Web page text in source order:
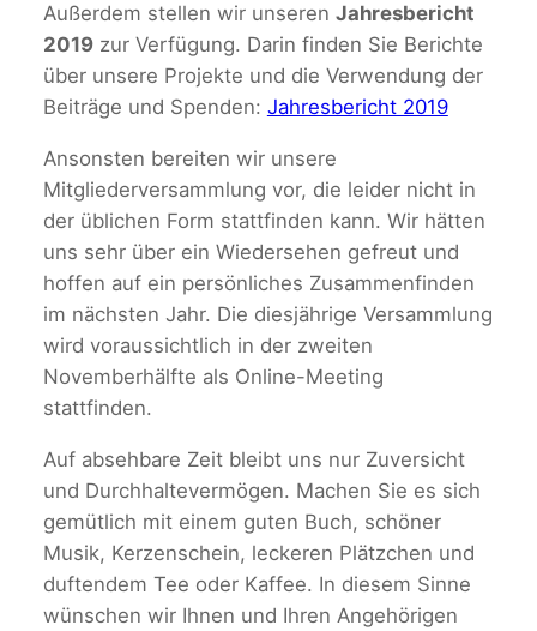
Außerdem stellen wir unseren Jahresbericht
2019zur Verfügung. Darin finden Sie Berichte
über unsere Projekte und die Verwendung der
Beiträge und Spenden: Jahresbericht 2019
Ansonsten bereiten wir unsere
Mitgliederversammlung vor, die leider nicht in
der üblichen Form stattfinden kann. Wir hätten
uns sehr über ein Wiedersehen gefreut und
hoffen auf ein persönliches Zusammenfinden
im nächsten Jahr. Die diesjährige Versammlung
wird voraussichtlich in der zweiten
Novemberhälfte als Online-Meeting
stattfinden.
Auf absehbare Zeit bleibt uns nur Zuversicht
und Durchhaltevermögen. Machen Sie es sich
gemütlich mit einem guten Buch, schöner
Musik, Kerzenschein, leckeren Plätzchen und
duftendem Tee oder Kaffee. In diesem Sinne
wünschen wir Ihnen und Ihren Angehörigen